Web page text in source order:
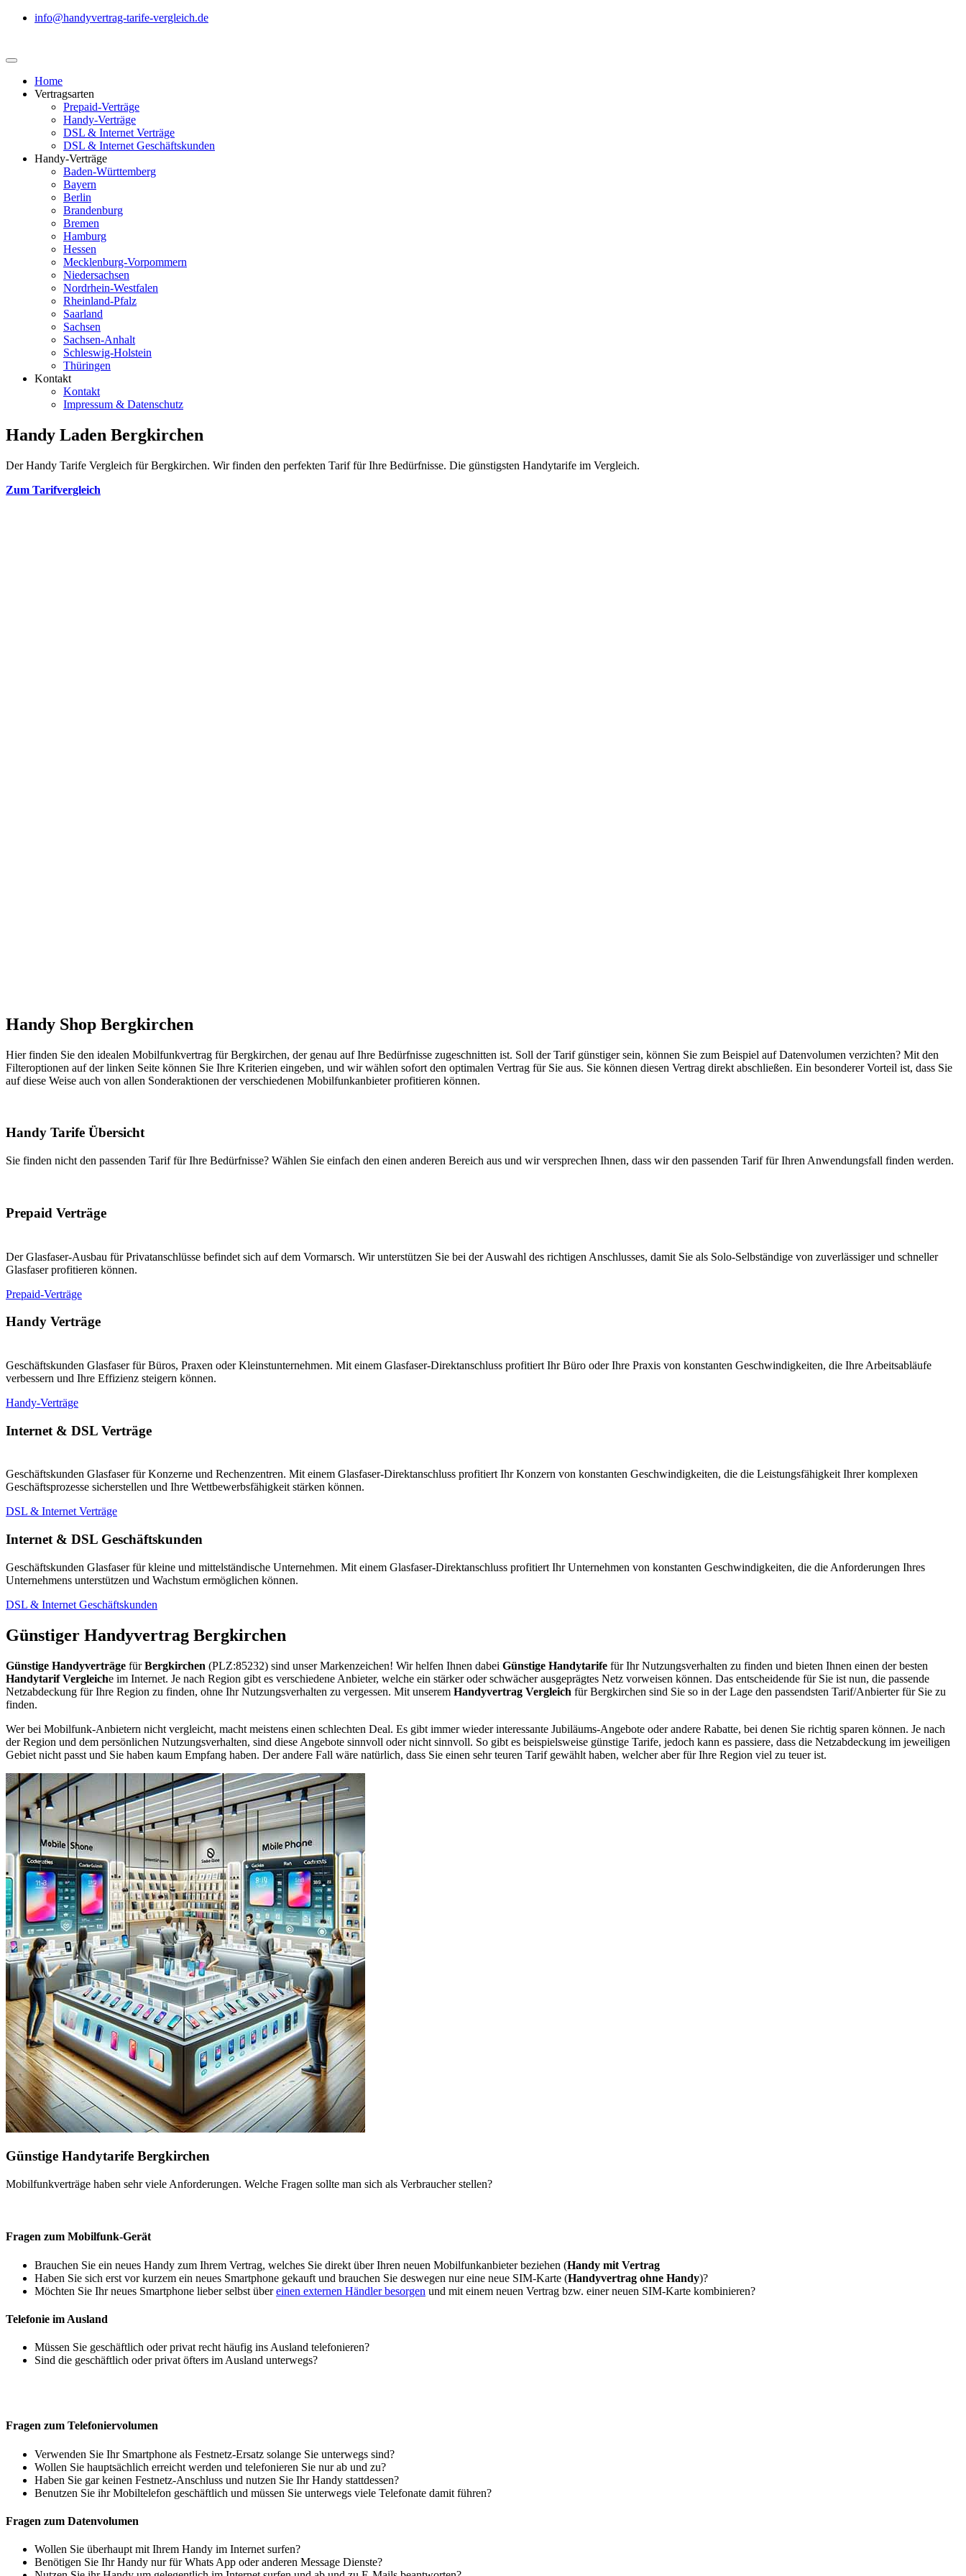
info@handyvertrag-tarife-vergleich.de
Home
Vertragsarten
Prepaid-Verträge
Handy-Verträge
DSL & Internet Verträge
DSL & Internet Geschäftskunden
Handy-Verträge
Baden-Württemberg
Bayern
Berlin
Brandenburg
Bremen
Hamburg
Hessen
Mecklenburg-Vorpommern
Niedersachsen
Nordrhein-Westfalen
Rheinland-Pfalz
Saarland
Sachsen
Sachsen-Anhalt
Schleswig-Holstein
Thüringen
Kontakt
Kontakt
Impressum & Datenschutz
Handy Laden Bergkirchen
Der Handy Tarife Vergleich für Bergkirchen. Wir finden den perfekten Tarif für Ihre Bedürfnisse. Die günstigsten Handytarife im Vergleich.
Zum Tarifvergleich
Handy Shop Bergkirchen
Hier finden Sie den idealen Mobilfunkvertrag für Bergkirchen, der genau auf Ihre Bedürfnisse zugeschnitten ist. Soll der Tarif günstiger sein, können Sie zum Beispiel auf Datenvolumen verzichten? Mit den
Filteroptionen auf der linken Seite können Sie Ihre Kriterien eingeben, und wir wählen sofort den optimalen Vertrag für Sie aus. Sie können diesen Vertrag direkt abschließen. Ein besonderer Vorteil ist, dass Sie
auf diese Weise auch von allen Sonderaktionen der verschiedenen Mobilfunkanbieter profitieren können.
Handy Tarife Übersicht
Sie finden nicht den passenden Tarif für Ihre Bedürfnisse? Wählen Sie einfach den einen anderen Bereich aus und wir versprechen Ihnen, dass wir den passenden Tarif für Ihren Anwendungsfall finden werden.
Prepaid Verträge
Der Glasfaser-Ausbau für Privatanschlüsse befindet sich auf dem Vormarsch. Wir unterstützen Sie bei der Auswahl des richtigen Anschlusses, damit Sie als Solo-Selbständige von zuverlässiger und schneller
Glasfaser profitieren können.
Prepaid-Verträge
Handy Verträge
Geschäftskunden Glasfaser für Büros, Praxen oder Kleinstunternehmen. Mit einem Glasfaser-Direktanschluss profitiert Ihr Büro oder Ihre Praxis von konstanten Geschwindigkeiten, die Ihre Arbeitsabläufe
verbessern und Ihre Effizienz steigern können.
Handy-Verträge
Internet & DSL Verträge
Geschäftskunden Glasfaser für Konzerne und Rechenzentren. Mit einem Glasfaser-Direktanschluss profitiert Ihr Konzern von konstanten Geschwindigkeiten, die die Leistungsfähigkeit Ihrer komplexen
Geschäftsprozesse sicherstellen und Ihre Wettbewerbsfähigkeit stärken können.
DSL & Internet Verträge
Internet & DSL Geschäftskunden
Geschäftskunden Glasfaser für kleine und mittelständische Unternehmen. Mit einem Glasfaser-Direktanschluss profitiert Ihr Unternehmen von konstanten Geschwindigkeiten, die die Anforderungen Ihres
Unternehmens unterstützen und Wachstum ermöglichen können.
DSL & Internet Geschäftskunden
Günstiger Handyvertrag Bergkirchen
Günstige Handyverträge fürBergkirchen (PLZ:85232) sind unser Markenzeichen! Wir helfen Ihnen dabei Günstige Handytarife für Ihr Nutzungsverhalten zu finden und bieten Ihnen einen der besten
Handytarif Vergleiche im Internet. Je nach Region gibt es verschiedene Anbieter, welche ein stärker oder schwächer ausgeprägtes Netz vorweisen können. Das entscheidende für Sie ist nun, die passende
Netzabdeckung für Ihre Region zu finden, ohne Ihr Nutzungsverhalten zu vergessen. Mit unserem Handyvertrag Vergleich für Bergkirchen sind Sie so in der Lage den passendsten Tarif/Anbierter für Sie zu
finden.
Wer bei Mobilfunk-Anbietern nicht vergleicht, macht meistens einen schlechten Deal. Es gibt immer wieder interessante Jubiläums-Angebote oder andere Rabatte, bei denen Sie richtig sparen können. Je nach
der Region und dem persönlichen Nutzungsverhalten, sind diese Angebote sinnvoll oder nicht sinnvoll. So gibt es beispielsweise günstige Tarife, jedoch kann es passiere, dass die Netzabdeckung im jeweiligen
Gebiet nicht passt und Sie haben kaum Empfang haben. Der andere Fall wäre natürlich, dass Sie einen sehr teuren Tarif gewählt haben, welcher aber für Ihre Region viel zu teuer ist.
Günstige Handytarife Bergkirchen
Mobilfunkverträge haben sehr viele Anforderungen. Welche Fragen sollte man sich als Verbraucher stellen?
Fragen zum Mobilfunk-Gerät
Brauchen Sie ein neues Handy zum Ihrem Vertrag, welches Sie direkt über Ihren neuen Mobilfunkanbieter beziehen (Handy mit Vertrag
Haben Sie sich erst vor kurzem ein neues Smartphone gekauft und brauchen Sie deswegen nur eine neue SIM-Karte (Handyvertrag ohne Handy)?
Möchten Sie Ihr neues Smartphone lieber selbst übereinen externen Händler besorgen und mit einem neuen Vertrag bzw. einer neuen SIM-Karte kombinieren?
Telefonie im Ausland
Müssen Sie geschäftlich oder privat recht häufig ins Ausland telefonieren?
Sind die geschäftlich oder privat öfters im Ausland unterwegs?
Fragen zum Telefoniervolumen
Verwenden Sie Ihr Smartphone als Festnetz-Ersatz solange Sie unterwegs sind?
Wollen Sie hauptsächlich erreicht werden und telefonieren Sie nur ab und zu?
Haben Sie gar keinen Festnetz-Anschluss und nutzen Sie Ihr Handy stattdessen?
Benutzen Sie ihr Mobiltelefon geschäftlich und müssen Sie unterwegs viele Telefonate damit führen?
Fragen zum Datenvolumen
Wollen Sie überhaupt mit Ihrem Handy im Internet surfen?
Benötigen Sie Ihr Handy nur für Whats App oder anderen Message Dienste?